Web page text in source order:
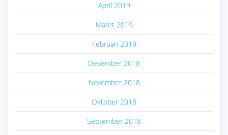
April 2019
Maret 2019
Februari 2019
Desember 2018
November 2018
Oktober 2018
September 2018